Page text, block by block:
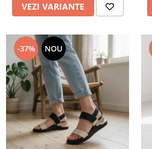
VEZI VARIANTE
-37% NOU